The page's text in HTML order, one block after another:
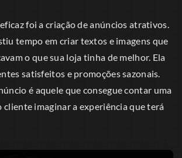
foi a criação de anúncios atrativos.
tempo em criar textos e imagens que
o que sua loja tinha de melhor. Ela
satisfeitos e promoções sazonais.
é aquele que consegue contar uma
cliente imaginar a experiência que terá